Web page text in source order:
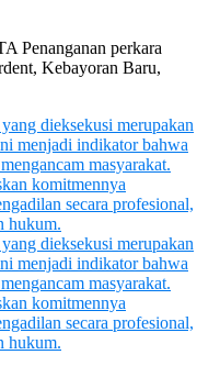
Penanganan perkara
Kebayoran Baru,